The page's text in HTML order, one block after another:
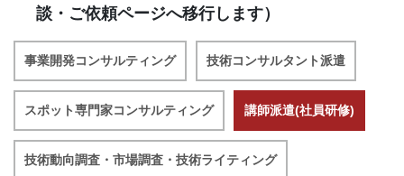
談・ご依頼ページへ移行します）
事業開発コンサルティング 技術コンサルタント派遣
スポット専門家コンサルティング 講師派遣(社員研修)
技術動向調査・市場調査・技術ライティング